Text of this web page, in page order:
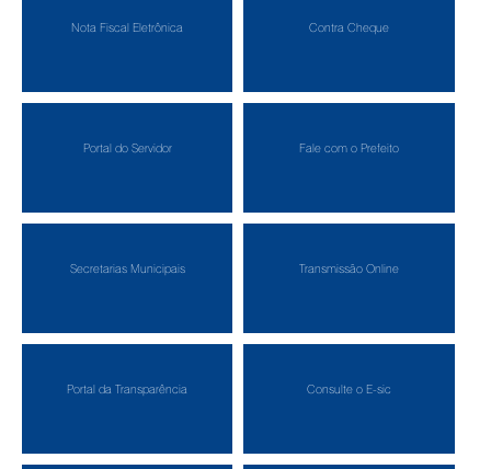
Nota Fiscal Eletrônica Contra Cheque
Portal do Servidor Fale com o Prefeito
Secretarias Municipais Transmissão Online
Portal da Transparência Consulte o E-sic